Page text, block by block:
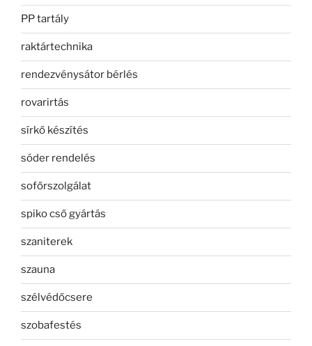
PP tartály
raktártechnika
rendezvénysátor bérlés
rovarirtás
sírkő készítés
sóder rendelés
sofőrszolgálat
spiko cső gyártás
szaniterek
szauna
szélvédőcsere
szobafestés